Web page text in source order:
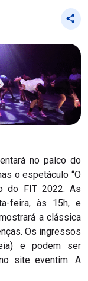
no palco do
o espetáculo “O
do FIT 2022. As
feira, às 15h, e
a clássica
Os ingressos
e podem ser
site eventim. A